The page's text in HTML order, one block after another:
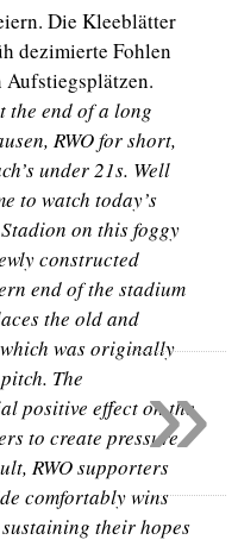
Die Kleeblätter
dezimierte Fohlen
Aufstiegsplätzen.
the end of a long
RWO for short,
under 21s. Well
to watch today’s
on this foggy
constructed
end of the stadium
the old and
was originally
The
positive effect on the
to create pressure
RWO supporters
comfortably wins
their hopes
»